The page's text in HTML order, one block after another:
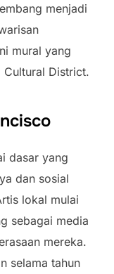
menjadi
mural yang
District.
dasar yang
dan sosial
lokal mulai
sebagai media
mereka.
selama tahun